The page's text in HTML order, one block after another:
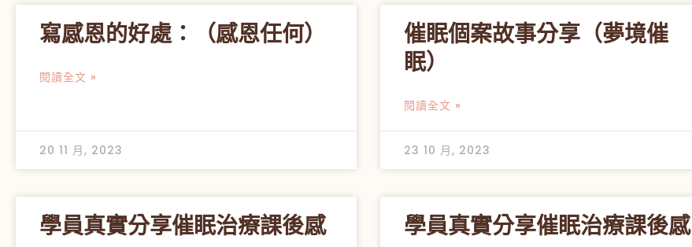
寫感恩的好處：（感恩任何）
閱讀全文 »
20 11 月, 2023
催眠個案故事分享（夢境催
眠）
閱讀全文 »
23 10 月, 2023
學員真實分享催眠治療課後感 學員真實分享催眠治療課後感